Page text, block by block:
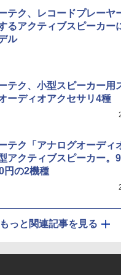
テク、レコードプレーヤ
るアクティブスピーカー
ル
テク、小型スピーカー用
ーディオアクセサリ4種
テク「アナログオーディ
アクティブスピーカー。
円の2機種
もっと関連記事を見る